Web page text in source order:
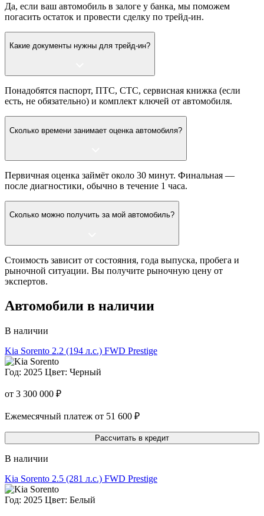
Да, если ваш автомобиль в залоге у банка, мы поможем
погасить остаток и провести сделку по трейд-ин.
Какие документы нужны для трейд-ин?
Понадобятся паспорт, ПТС, СТС, сервисная книжка (если
есть, не обязательно) и комплект ключей от автомобиля.
Сколько времени занимает оценка автомобиля?
Первичная оценка займёт около 30 минут. Финальная —
после диагностики, обычно в течение 1 часа.
Сколько можно получить за мой автомобиль?
Стоимость зависит от состояния, года выпуска, пробега и
рыночной ситуации. Вы получите рыночную цену от
экспертов.
Автомобили в наличии
В наличии
Kia Sorento 2.2 (194 л.с.) FWD Prestige
Год: 2025 Цвет: Черный
от 3 300 000 ₽
Ежемесячный платеж от 51 600 ₽
Рассчитать в кредит
В наличии
Kia Sorento 2.5 (281 л.с.) FWD Prestige
Год: 2025 Цвет: Белый